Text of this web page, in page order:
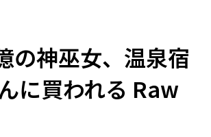
の神巫女、温泉宿
に買われる Raw